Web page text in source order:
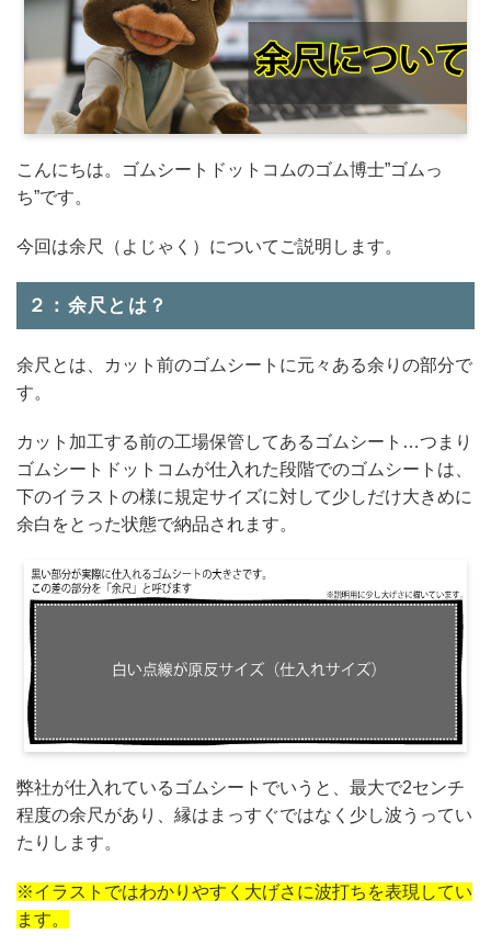
こんにちは。ゴムシートドットコムのゴム博士”ゴムっ
ち”です。
今回は余尺（よじゃく）についてご説明します。
２：余尺とは？
余尺とは、カット前のゴムシートに元々ある余りの部分で
す。
カット加工する前の工場保管してあるゴムシート…つまり
ゴムシートドットコムが仕入れた段階でのゴムシートは、
下のイラストの様に規定サイズに対して少しだけ大きめに
余白をとった状態で納品されます。
弊社が仕入れているゴムシートでいうと、最大で2センチ
程度の余尺があり、縁はまっすぐではなく少し波うってい
たりします。
※イラストではわかりやすく大げさに波打ちを表現してい
ます。